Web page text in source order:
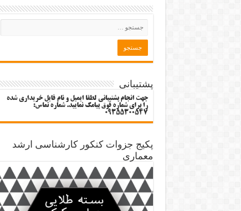
پشتیبانی
جهت انجام پشتیبانی لطفا ایمیل و نام فایل خریداری شده
را برای شماره فوق پیامک نمایید. شماره تماس:
09355300547
پکیج جزوات کنکور کارشناسی ارشد
معماری